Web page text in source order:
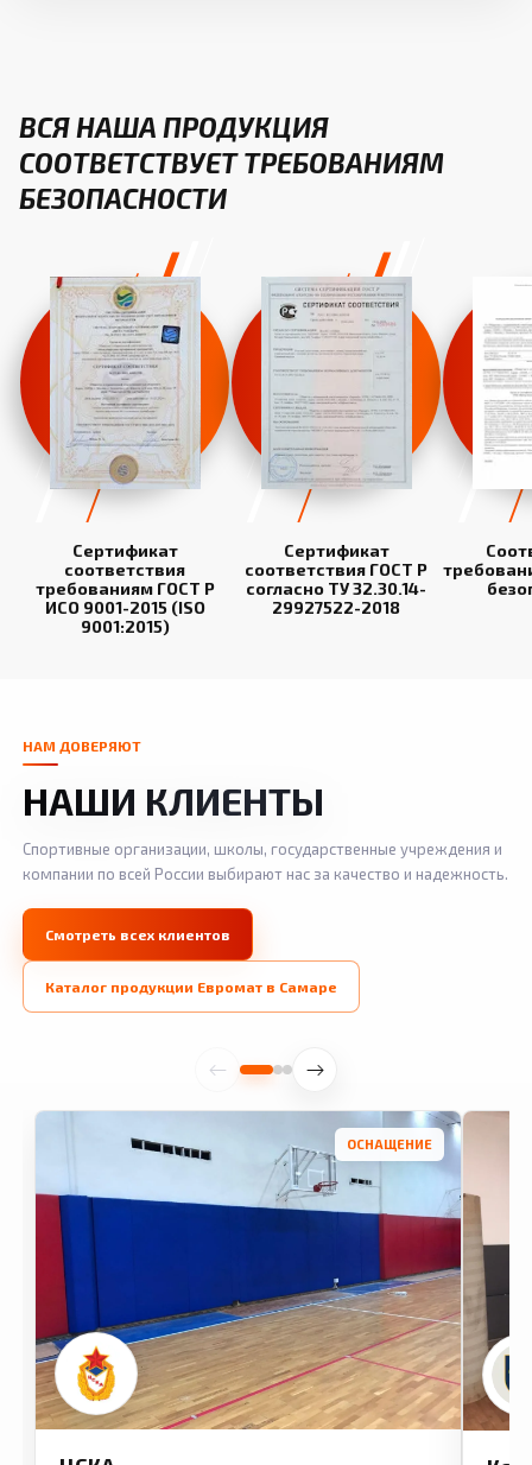
ВСЯ НАША ПРОДУКЦИЯ
СООТВЕТСТВУЕТ ТРЕБОВАНИЯМ
БЕЗОПАСНОСТИ
Сертификат
соответствия
требованиям ГОСТ Р
ИСО 9001-2015 (ISO
9001:2015)
Сертификат
соответствия ГОСТ Р
согласно ТУ 32.30.14-
29927522-2018
НАМ ДОВЕРЯЮТ
НАШИ КЛИЕНТЫ
Спортивные организации, школы, государственные учреждения и
компании по всей России выбирают нас за качество и надежность.
Смотреть всех клиентов
Каталог продукции Евромат в Самаре
ОСНАЩЕНИЕ